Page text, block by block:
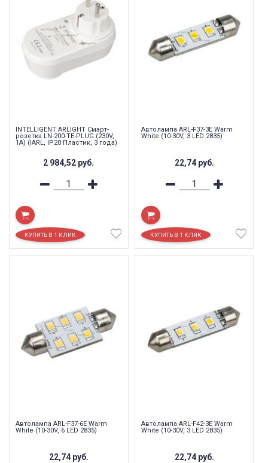
INTELLIGENT ARLIGHT Смарт-
розетка LN-200-TE-PLUG (230V,
1A) (IARL, IP20 Пластик, 3 года)
2 984,52 руб.
Автолампа ARL-F37-3E Warm
White (10-30V, 3 LED 2835)
22,74 руб.
Автолампа ARL-F37-6E Warm
White (10-30V, 6 LED 2835)
22,74 руб.
Автолампа ARL-F42-3E Warm
White (10-30V, 3 LED 2835)
22,74 руб.